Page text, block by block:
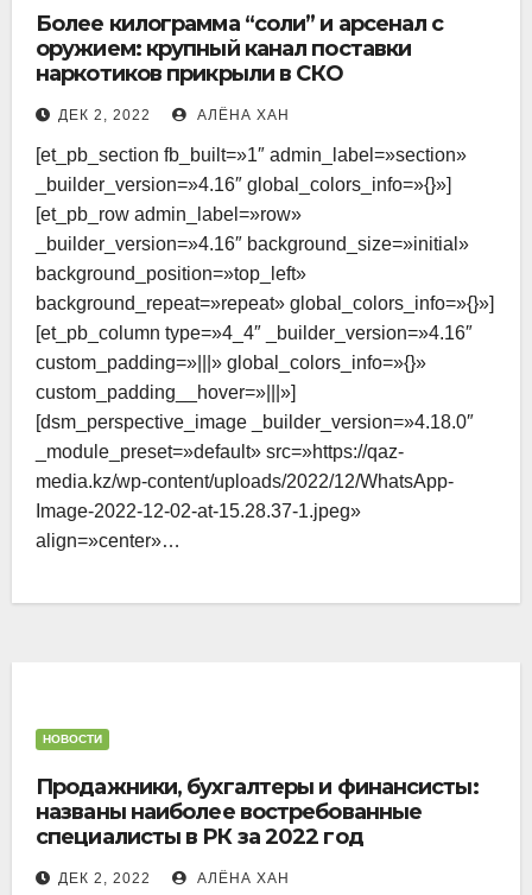
Более килограмма “соли” и арсенал с
оружием: крупный канал поставки
наркотиков прикрыли в СКО
ДЕК 2, 2022 АЛЁНА ХАН
[et_pb_section fb_built=»1″ admin_label=»section»
_builder_version=»4.16″ global_colors_info=»{}»]
[et_pb_row admin_label=»row»
_builder_version=»4.16″ background_size=»initial»
background_position=»top_left»
background_repeat=»repeat» global_colors_info=»{}»]
[et_pb_column type=»4_4″ _builder_version=»4.16″
custom_padding=»|||» global_colors_info=»{}»
custom_padding__hover=»|||»]
[dsm_perspective_image _builder_version=»4.18.0″
_module_preset=»default» src=»https://qaz-
media.kz/wp-content/uploads/2022/12/WhatsApp-
Image-2022-12-02-at-15.28.37-1.jpeg»
align=»center»…
НОВОСТИ
Продажники, бухгалтеры и финансисты:
названы наиболее востребованные
специалисты в РК за 2022 год
ДЕК 2, 2022 АЛЁНА ХАН